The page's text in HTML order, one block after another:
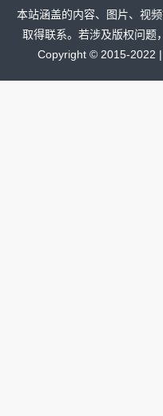
本站涵盖的内容、图片、视
取得联系。若涉及版权问题
Copyright © 2015-2022